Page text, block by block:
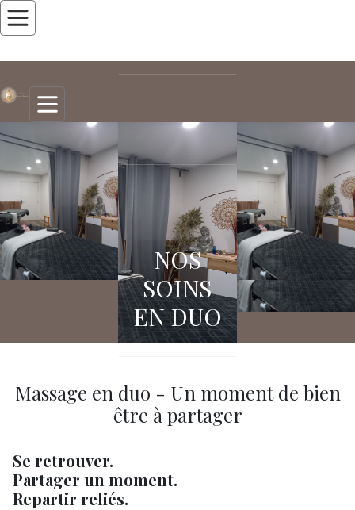
NOS
SOINS
EN DUO
Massage en duo - Un moment de bien
être à partager
Se retrouver.
Partager un moment.
Repartir reliés.